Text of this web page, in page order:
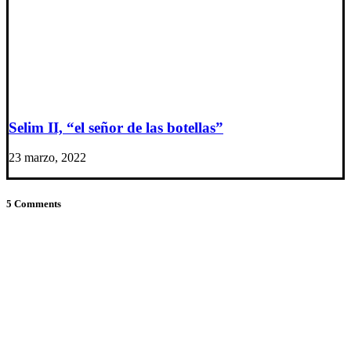
Selim II, “el señor de las botellas”
23 marzo, 2022
5 Comments